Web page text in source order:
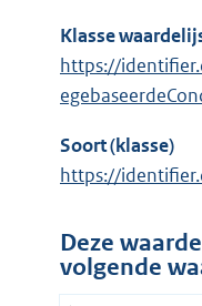
Klasse
https://
Soort (klasse)
https://
Deze
volgende